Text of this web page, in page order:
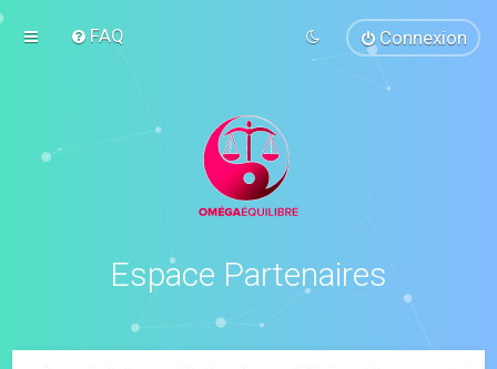
FAQ Connexion
Espace Partenaires